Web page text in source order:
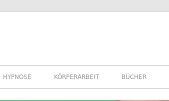
HYPNOSE KÖRPERARBEIT BÜCHER